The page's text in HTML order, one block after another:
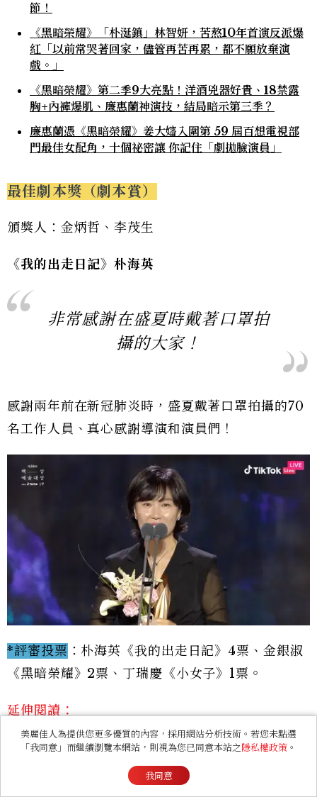
節！
《黑暗榮耀》「朴涎鎮」林智妍，苦熬10年首演反派爆
紅「以前常哭著回家，儘管再苦再累，都不願放棄演
戲。」
《黑暗榮耀》第二季9大亮點！洋酒兇器好貴、18禁露
胸+內褲爆肌、廉惠蘭神演技，結局暗示第三季？
廉惠蘭憑《黑暗榮耀》姜大嬸入圍第 59 屆百想電視部
門最佳女配角，十個祕密讓 你記住「劇拋臉演員」
最佳劇本獎（劇本賞）
頒獎人：金炳哲、李茂生
《我的出走日記》朴海英
非常感謝在盛夏時戴著口罩拍
攝的大家！
感謝兩年前在新冠肺炎時，盛夏戴著口罩拍攝的70
名工作人員、真心感謝導演和演員們！
*評審投票 ：朴海英《我的出走日記》4票、金銀淑
《黑暗榮耀》2票、丁瑞慶《小女子》1票。
延伸閱讀：
《黑暗榮耀》宋慧喬「面癱」演技可以嗎？編劇金銀淑
猛藥經典，林智妍、廉蕙蘭、鄭星一、鄭知蘇精準演
美麗佳人為提供您更多優質的內容，採用網站分析技術。若您未點選
「我同意」而繼續瀏覽本網站，則視為您已同意本站之隱私權政策 。
我同意